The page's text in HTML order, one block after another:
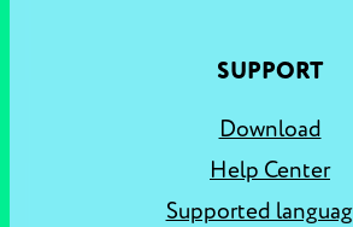
SUPPORT
Download
Help Center
Supported